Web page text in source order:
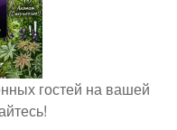
гостей на вашей